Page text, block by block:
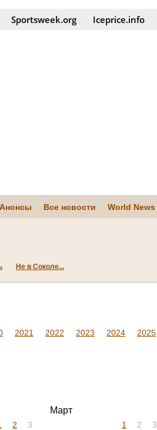
Sportsweek.org Iceprice.info
Анонсы Все новости World News
Не в Соколе...
2021 2022 2023 2024
2025
2
3
Март
1 2
3